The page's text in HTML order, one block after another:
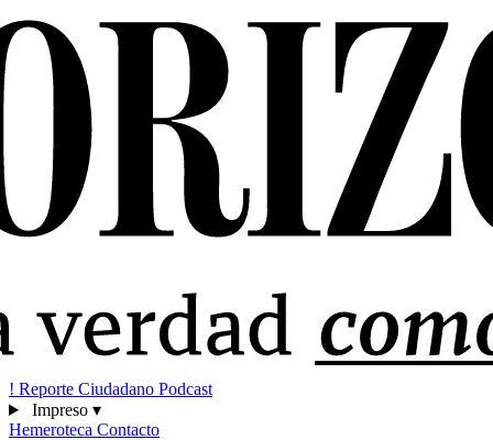
! Reporte Ciudadano Podcast
Impreso ▾
Hemeroteca Contacto